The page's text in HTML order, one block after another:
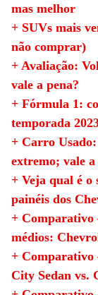
mas melhor
+ SUVs mais
não comprar)
+ Avaliação:
vale a pena?
+ Fórmula 1:
temporada
+ Carro
extremo; vale a
+ Veja qual é o
painéis dos
+ Comparativo
médios:
+ Comparativo
City Sedan vs.